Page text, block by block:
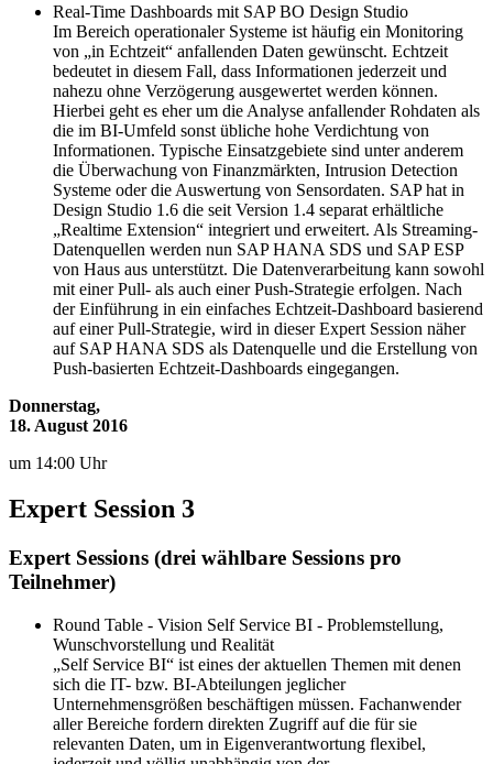
Real-Time Dashboards mit SAP BO Design Studio
Im Bereich operationaler Systeme ist häufig ein Monitoring
von „in Echtzeit“ anfallenden Daten gewünscht. Echtzeit
bedeutet in diesem Fall, dass Informationen jederzeit und
nahezu ohne Verzögerung ausgewertet werden können.
Hierbei geht es eher um die Analyse anfallender Rohdaten als
die im BI-Umfeld sonst übliche hohe Verdichtung von
Informationen. Typische Einsatzgebiete sind unter anderem
die Überwachung von Finanzmärkten, Intrusion Detection
Systeme oder die Auswertung von Sensordaten. SAP hat in
Design Studio 1.6 die seit Version 1.4 separat erhältliche
„Realtime Extension“ integriert und erweitert. Als Streaming-
Datenquellen werden nun SAP HANA SDS und SAP ESP
von Haus aus unterstützt. Die Datenverarbeitung kann sowohl
mit einer Pull- als auch einer Push-Strategie erfolgen. Nach
der Einführung in ein einfaches Echtzeit-Dashboard basierend
auf einer Pull-Strategie, wird in dieser Expert Session näher
auf SAP HANA SDS als Datenquelle und die Erstellung von
Push-basierten Echtzeit-Dashboards eingegangen.
Donnerstag,
18. August 2016
um 14:00 Uhr
Expert Session 3
Expert Sessions (drei wählbare Sessions pro
Teilnehmer)
Round Table - Vision Self Service BI - Problemstellung,
Wunschvorstellung und Realität
„Self Service BI“ ist eines der aktuellen Themen mit denen
sich die IT- bzw. BI-Abteilungen jeglicher
Unternehmensgrößen beschäftigen müssen. Fachanwender
aller Bereiche fordern direkten Zugriff auf die für sie
relevanten Daten, um in Eigenverantwortung flexibel,